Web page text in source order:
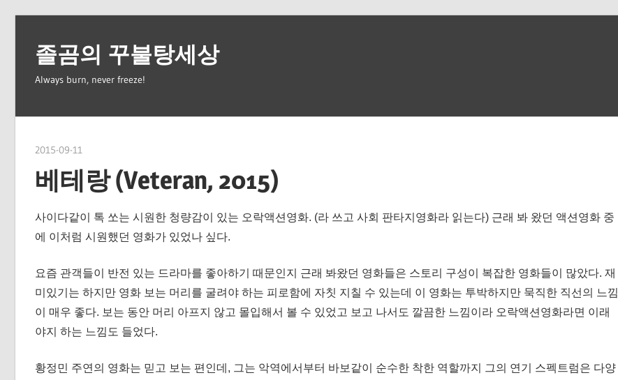
content졸곰의 꾸불탕세상
Always burn, never freeze!
2015-09-11
베테랑 (Veteran, 2015)
사이다같이 톡 쏘는 시원한 청량감이 있는 오락액션영화. (라 쓰고 사회 판타지영화라 읽는다) 근래 봐 왔던 액션영화 중
에 이처럼 시원했던 영화가 있었나 싶다.
요즘 관객들이 반전 있는 드라마를 좋아하기 때문인지 근래 봐왔던 영화들은 스토리 구성이 복잡한 영화들이 많았다. 재
미있기는 하지만 영화 보는 머리를 굴려야 하는 피로함에 자칫 지칠 수 있는데 이 영화는 투박하지만 묵직한 직선의 느낌
이 매우 좋다. 보는 동안 머리 아프지 않고 몰입해서 볼 수 있었고 보고 나서도 깔끔한 느낌이라 오락액션영화라면 이래
야지 하는 느낌도 들었다.
황정민 주연의 영화는 믿고 보는 편인데, 그는 악역에서부터 바보같이 순수한 착한 역할까지 그의 연기 스펙트럼은 다양